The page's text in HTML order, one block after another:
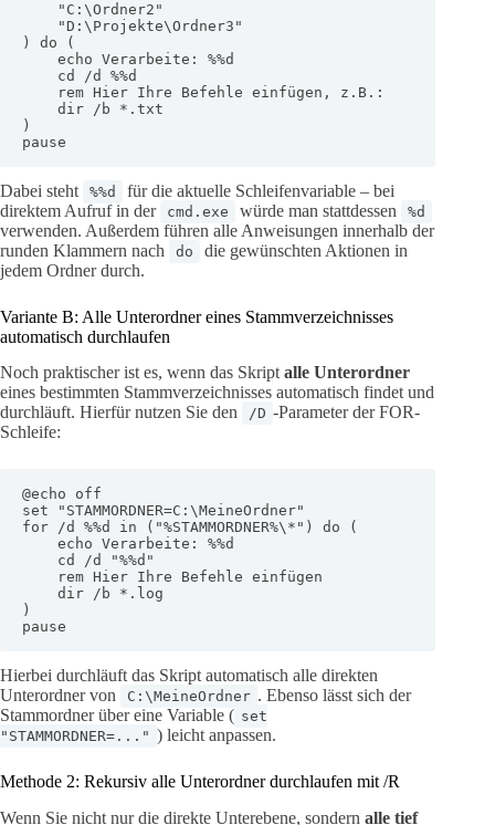
) do (
)
pause
Dabei steht %%d
für die aktuelle Schleifenvariable – bei
direktem Aufruf in der
cmd.exe würde man stattdessen %d
verwenden. Außerdem führen alle Anweisungen innerhalb der
runden Klammern nach
do
die gewünschten Aktionen in
jedem Ordner durch.
Variante B: Alle Unterordner eines Stammverzeichnisses
automatisch durchlaufen
Noch praktischer ist es, wenn das Skript alle Unterordner
eines bestimmten Stammverzeichnisses automatisch findet und
durchläuft. Hierfür nutzen Sie den
/D -Parameter der FOR-
Schleife:
@echo off
set "STAMMORDNER=C:\MeineOrdner"
for /d %%d in ("%STAMMORDNER%\*") do (
)
pause
Hierbei durchläuft das Skript automatisch alle direkten
Unterordner von
C:\MeineOrdner . Ebenso lässt sich der
Stammordner über eine Variable ( set
"STAMMORDNER=..." ) leicht anpassen.
Methode 2: Rekursiv alle Unterordner durchlaufen mit /R
Wenn Sie nicht nur die direkte Unterebene, sondern alle tief